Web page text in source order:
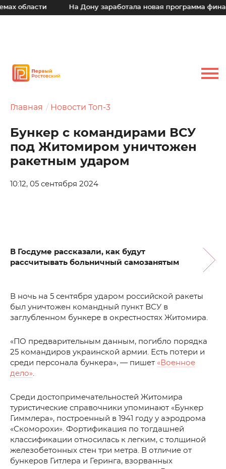
области На Дону заработала новая программа
Главная Новости Топ-3
Бункер с командирами ВСУ
под Житомиром уничтожен
ракетным ударом
10:12, 05 сентября 2024
В Госдуме рассказали, как будут
рассчитывать больничный самозанятым
В ночь на 5 сентября ударом российской ракеты
был уничтожен командный пункт ВСУ в
заглубленном бункере в окрестностях Житомира.
«ПО предварительным данным, погибло порядка
25 командиров украинской армии. Есть потери и
среди персонала бункера», — пишет «Военное
дело».
Среди достопримечательностей Житомира
туристические справочники упоминают «Бункер
Гиммлера», построенный в 1941 году у аэродрома
«Скоморохи». Фортификация по тогдашней
классификации относилась к легким, с толщиной
железобетонных стен три метра. В отличие от
бункеров Гитлера и Геринга, взорванных